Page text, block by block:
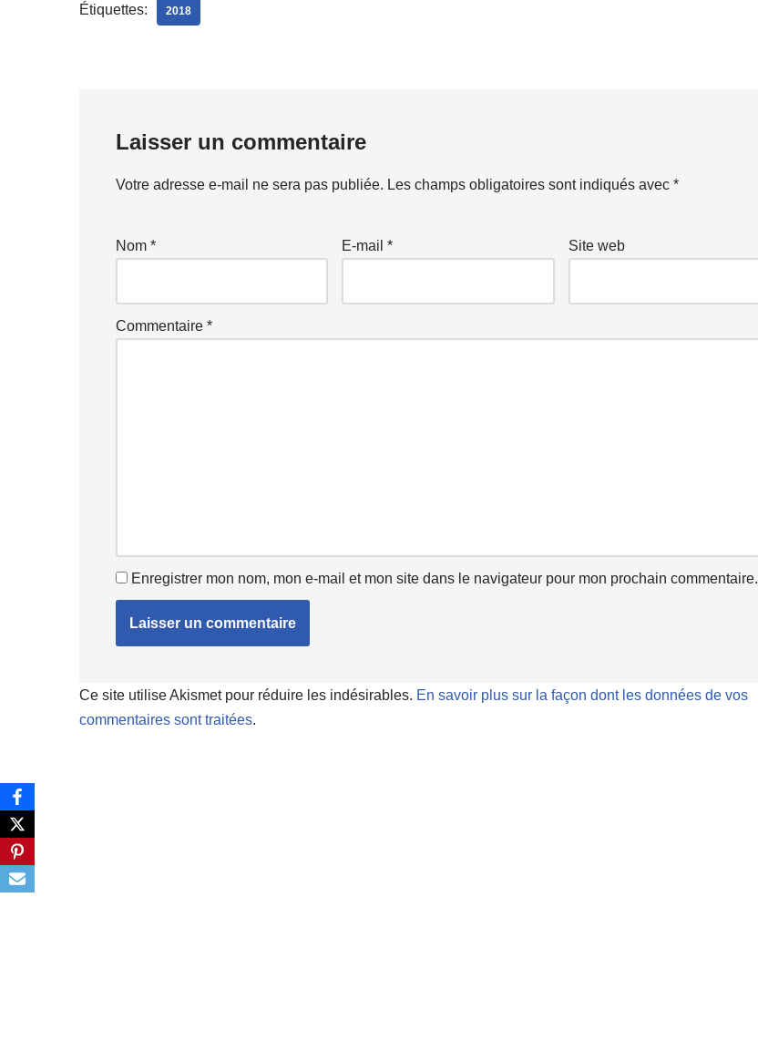
Étiquettes: 2018
Laisser un commentaire
Votre adresse e-mail ne sera pas publiée. Les champs obligatoires sont indiqués avec *
Nom * E-mail* Site web
Commentaire *
Enregistrer mon nom, mon e-mail et mon site dans le navigateur pour mon prochain commentaire.
Ce site utilise Akismet pour réduire les indésirables. En savoir plus sur la façon dont les données de vos
commentaires sont traitées.